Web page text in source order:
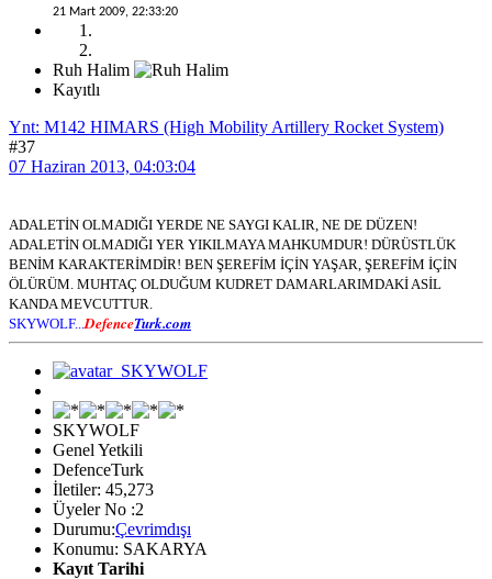
21 Mart 2009, 22:33:20
Ruh Halim
Kayıtlı
Ynt: M142 HIMARS (High Mobility Artillery Rocket System)
#37
07 Haziran 2013, 04:03:04
ADALETİN OLMADIĞI YERDE NE SAYGI KALIR, NE DE DÜZEN!
ADALETİN OLMADIĞI YER YIKILMAYA MAHKUMDUR! DÜRÜSTLÜK
BENİM KARAKTERİMDİR! BEN ŞEREFİM İÇİN YAŞAR, ŞEREFİM İÇİN
ÖLÜRÜM. MUHTAÇ OLDUĞUM KUDRET DAMARLARIMDAKİ ASİL
KANDA MEVCUTTUR.
SKYWOLF... DefenceTurk.com
SKYWOLF
Genel Yetkili
DefenceTurk
İletiler: 45,273
Üyeler No :2
Durumu:Çevrimdışı
Konumu: SAKARYA
Kayıt Tarihi